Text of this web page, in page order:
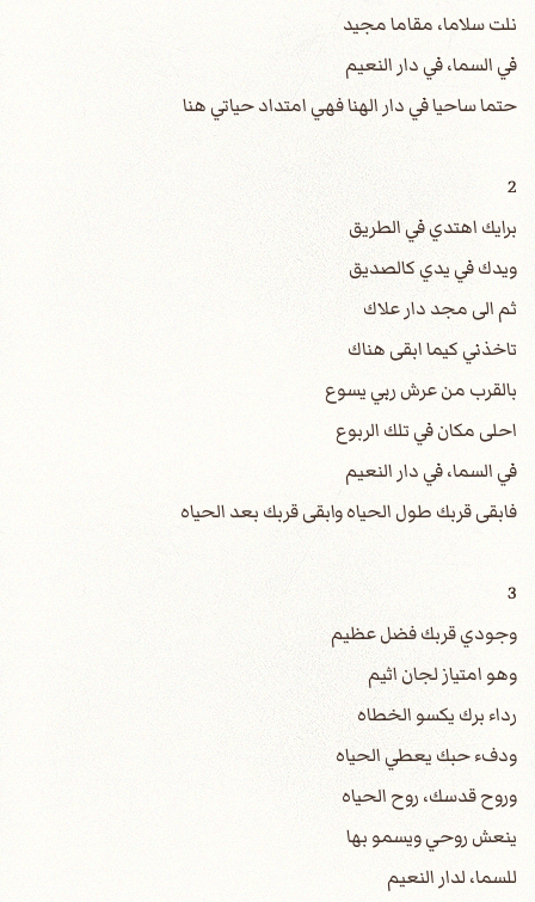
نلت سلاما، مقاما مجيد
في السما، في دار النعيم
حتما ساحيا في دار الهنا فهي امتداد حياتي هنا
2
برايك اهتدي في الطريق
ويدك في يدي كالصديق
ثم الى مجد دار علاك
تاخذني كيما ابقى هناك
بالقرب من عرش ربي يسوع
احلى مكان في تلك الربوع
في السما، في دار النعيم
فابقى قربك طول الحياه وابقى قربك بعد الحياه
3
وجودي قربك فضل عظيم
وهو امتياز لجان اثيم
رداء برك يكسو الخطاه
ودفء حبك يعطي الحياه
وروح قدسك، روح الحياه
ينعش روحي ويسمو بها
للسما، لدار النعيم